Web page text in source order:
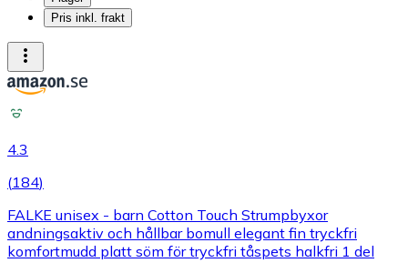
Pris inkl. frakt
4.3
(184)
FALKE unisex - barn Cotton Touch Strumpbyxor
andningsaktiv och hållbar bomull elegant fin tryckfri
komfortmudd platt söm för tryckfri tåspets halkfri 1 del